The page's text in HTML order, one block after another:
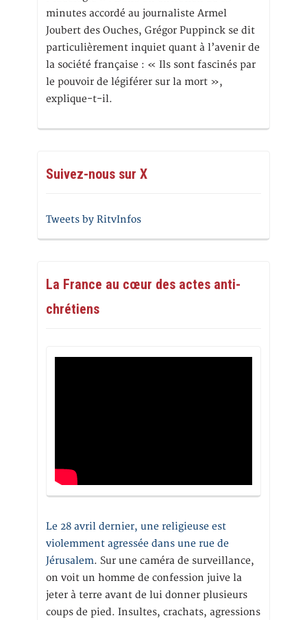
minutes accordé au journaliste Armel
Joubert des Ouches, Grégor Puppinck se dit
particulièrement inquiet quant à l’avenir de
la société française : « Ils sont fascinés par
le pouvoir de légiférer sur la mort »,
explique-t-il.
Suivez-nous sur X
Tweets by RitvInfos
La France au cœur des actes anti-
chrétiens
Le 28 avril dernier, une religieuse est
violemment agressée dans une rue de
Jérusalem. Sur une caméra de surveillance,
on voit un homme de confession juive la
jeter à terre avant de lui donner plusieurs
coups de pied. Insultes, crachats, agressions